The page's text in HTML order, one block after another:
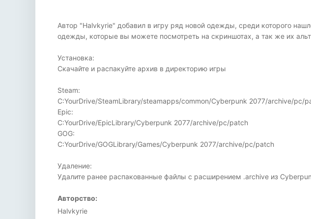
Автор "Halvkyrie" добавил в игру ряд новой одежды, среди которого
одежды, которые вы можете посмотреть на скриншотах, а так же их
Установка:
Скачайте и распакуйте архив в директорию игры
Steam:
C:YourDrive/SteamLibrary/steamapps/common/Cyberpunk 2077/archive/pc/
Epic:
C:YourDrive/EpicLibrary/Cyberpunk 2077/archive/pc/patch
GOG:
C:YourDrive/GOGLibrary/Games/Cyberpunk 2077/archive/pc/patch
Удаление:
Удалите ранее распакованные файлы с расширением .archive из
Авторство:
Halvkyrie